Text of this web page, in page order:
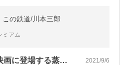
この鉄道/川本三郎
ミアム
20年以上前から日本映画に登場する蒸気… 2021/9/6